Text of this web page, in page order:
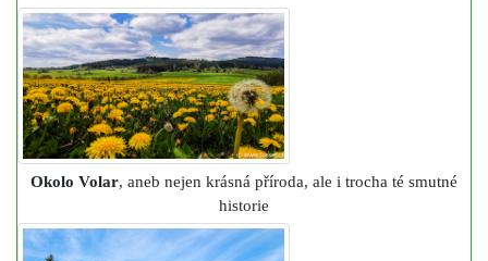
Okolo Volar, aneb nejen krásná příroda, ale i trocha té smutné
historie